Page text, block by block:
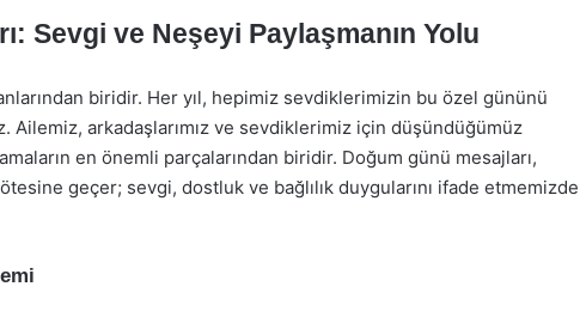
Sevgi ve Neşeyi Paylaşmanın Yolu
biridir. Her yıl, hepimiz sevdiklerimizin bu özel gününü
Ailemiz, arkadaşlarımız ve sevdiklerimiz için düşündüğümüz
en önemli parçalarından biridir. Doğum günü mesajları,
geçer; sevgi, dostluk ve bağlılık duygularını ifade etmemizde